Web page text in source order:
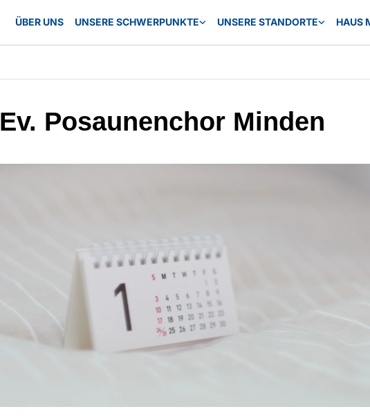
ÜBER UNS UNSERE SCHWERPUNKTE UNSERE STANDORTE HAUS
Ev. Posaunenchor Minden